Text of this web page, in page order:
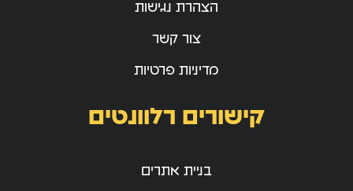
הצהרת נגישות
צור קשר
מדיניות פרטיות
קישורים רלוונטים
בניית אתרים